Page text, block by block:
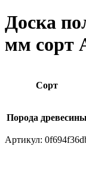
Доска
мм сорт
Сорт
Порода древесины
Артикул: